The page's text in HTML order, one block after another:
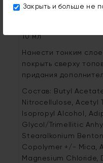
Закрыть и больше не
стабильности.
10 мл
Нанести тонким
покрыть сверху
придания
Состав: Butyl
Nitrocellulose, Acetyl
Isopropyl Alcohol,
Glycol/Trimellitic
Stearalkonium
Copolymer +/- Mica,
Magnesium Chloride,